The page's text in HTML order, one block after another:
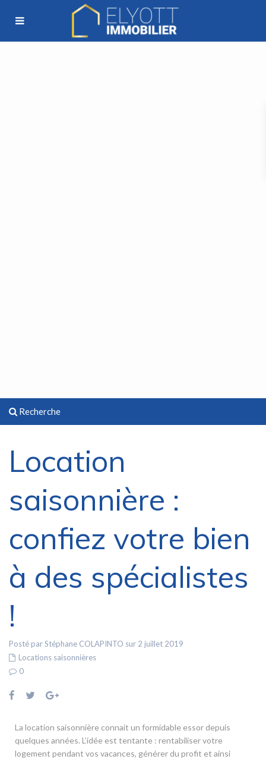
Recherche
Location
saisonnière :
confiez votre bien
à des spécialistes
!
Posté par Stéphane COLAPINTO sur 2 juillet 2019
Locations saisonnières
0
La location saisonnière connait un formidable essor depuis
quelques années. L’idée est tentante : rentabiliser votre
logement pendant vos vacances, générer du profit et ainsi